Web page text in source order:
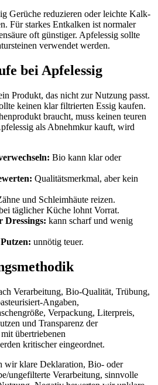
Gerüche reduzieren oder leichte Kalk-
Für starkes Entkalken ist normaler
oft günstiger. Apfelessig sollte
verwendet werden.
bei Apfelessig
Produkt, das nicht zur Nutzung passt.
keinen klar filtrierten Essig kaufen.
braucht, muss keinen teuren
als Abnehmkur kauft, wird
Bio kann klar oder
Qualitätsmerkmal, aber kein
und Schleimhäute reizen.
täglicher Küche lohnt Vorrat.
Dressings: kann scharf und wenig
unnötig teuer.
Verarbeitung, Bio-Qualität, Trübung,
Angaben,
Verpackung, Literpreis,
und Transparenz der
übertriebenen
kritischer eingeordnet.
wir klare Deklaration, Bio- oder
ungefilterte Verarbeitung, sinnvolle